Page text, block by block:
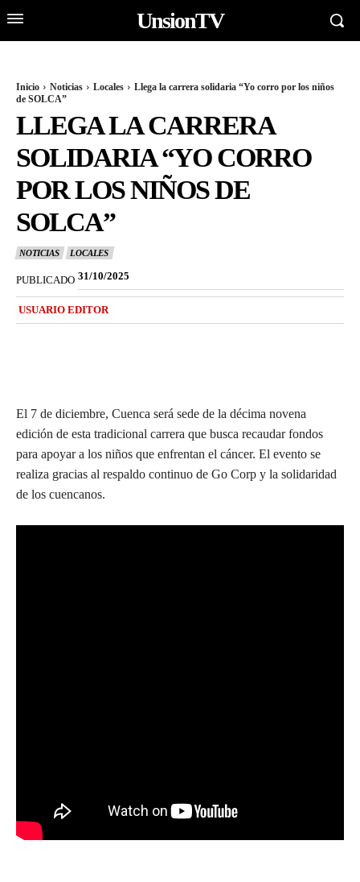
UnsionTV
Inicio Noticias Locales
Llega la carrera solidaria “Yo corro por los niños
de SOLCA”
LLEGA LA CARRERA
SOLIDARIA “YO CORRO
POR LOS NIÑOS DE
SOLCA”
NOTICIAS LOCALES
PUBLICADO 31/10/2025
USUARIO EDITOR
El 7 de diciembre, Cuenca será sede de la décima novena
edición de esta tradicional carrera que busca recaudar fondos
para apoyar a los niños que enfrentan el cáncer. El evento se
realiza gracias al respaldo continuo de Go Corp y la solidaridad
de los cuencanos.